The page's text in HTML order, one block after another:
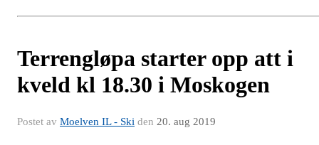
Terrengløpa starter opp att i
kveld kl 18.30 i Moskogen
Postet av Moelven IL - Ski den 20. aug 2019